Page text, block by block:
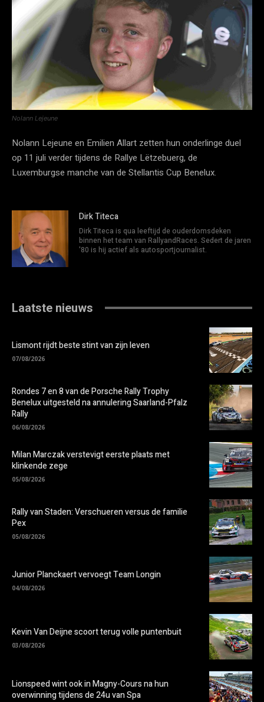
Nolann Lejeune
Nolann Lejeune en Emilien Allart zetten hun onderlinge duel
op 11 juli verder tijdens de Rallye Lëtzebuerg, de
Luxemburgse manche van de Stellantis Cup Benelux.
Dirk Titeca
Dirk Titeca is qua leeftijd de ouderdomsdeken
binnen het team van RallyandRaces. Sedert de jaren
'80 is hij actief als autosportjournalist.
Laatste nieuws
Lismont rijdt beste stint van zijn leven
07/08/2026
Rondes 7 en 8 van de Porsche Rally Trophy
Benelux uitgesteld na annulering Saarland-Pfalz
Rally
06/08/2026
Milan Marczak verstevigt eerste plaats met
klinkende zege
05/08/2026
Rally van Staden: Verschueren versus de familie
Pex
05/08/2026
Junior Planckaert vervoegt Team Longin
04/08/2026
Kevin Van Deijne scoort terug volle puntenbuit
03/08/2026
Lionspeed wint ook in Magny-Cours na hun
overwinning tijdens de 24u van Spa